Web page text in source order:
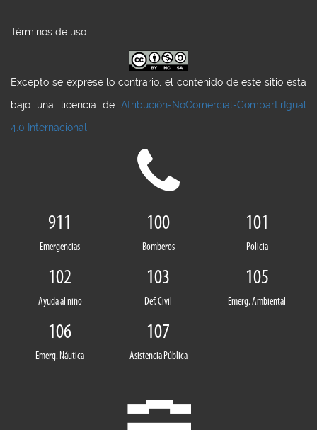
Términos de uso
Excepto se exprese lo contrario, el contenido de este sitio esta
bajo una licencia de Atribución-NoComercial-CompartirIgual
4.0 Internacional
911
Emergencias
100
Bomberos
101
Policia
102
Ayuda al niño
103
Def. Civil
105
Emerg. Ambiental
106
Emerg. Náutica
107
Asistencia Pública